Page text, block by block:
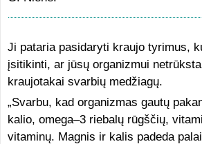
Ji pataria pasidaryti kraujo tyrimus,
įsitikinti, ar jūsų organizmui
kraujotakai svarbių medžiagų.
„Svarbu, kad organizmas gautų
kalio, omega–3 riebalų rūgščių,
vitaminų. Magnis ir kalis padeda